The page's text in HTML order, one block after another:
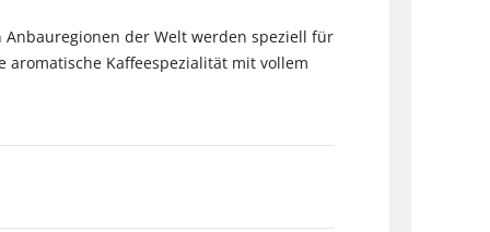
der Welt werden speziell für
aromatische Kaffeespezialität mit vollem